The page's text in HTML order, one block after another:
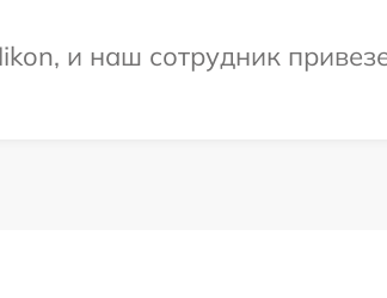
и наш сотрудник